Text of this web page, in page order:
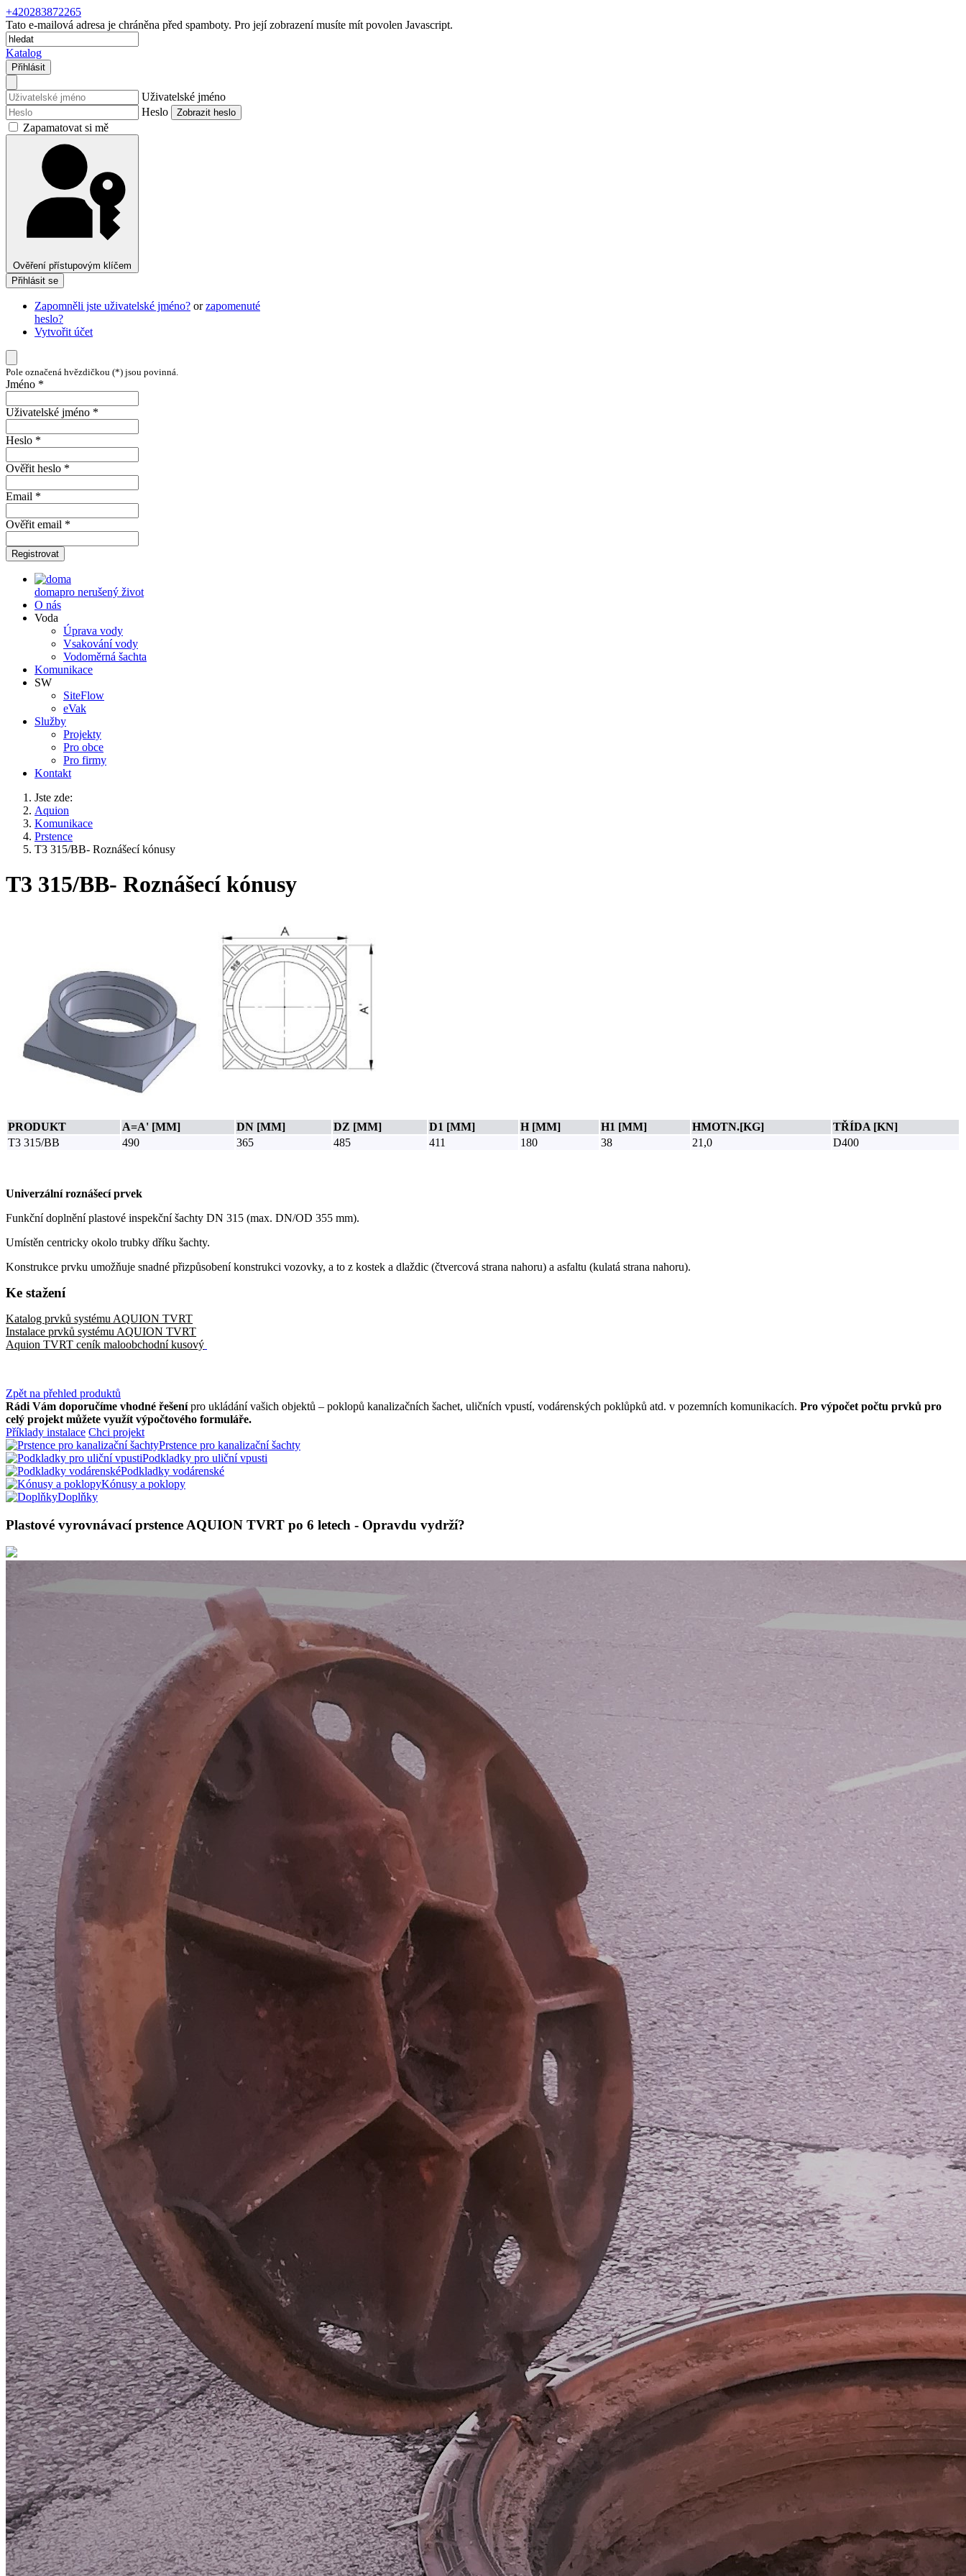
+420283872265
Tato e-mailová adresa je chráněna před spamboty. Pro její zobrazení musíte mít povolen Javascript.
Katalog
Přihlásit
Uživatelské jméno
Heslo
Zobrazit heslo
Zapamatovat si mě
Ověření přístupovým klíčem
Přihlásit se
Zapomněli jste uživatelské jméno? orzapomenuté
heslo?
Vytvořit účet
Pole označená hvězdičkou (*) jsou povinná.
Jméno *
Uživatelské jméno *
Heslo *
Ověřit heslo *
Email *
Ověřit email *
Registrovat
domapro nerušený život
O nás
Voda
Úprava vody
Vsakování vody
Vodoměrná šachta
Komunikace
SW
SiteFlow
eVak
Služby
Projekty
Pro obce
Pro firmy
Kontakt
Jste zde:
Aquion
Komunikace
Prstence
T3 315/BB- Roznášecí kónusy
T3 315/BB- Roznášecí kónusy
PRODUKT A=A' [MM] DN [MM] DZ [MM] D1 [MM] H [MM] H1 [MM] HMOTN.[KG]
TŘÍDA [KN]
T3 315/BB
490 365 485 411 180 38 21,0 D400
Univerzální roznášecí prvek
Funkční doplnění plastové inspekční šachty DN 315 (max. DN/OD 355 mm).
Umístěn centricky okolo trubky dříku šachty.
Konstrukce prvku umožňuje snadné přizpůsobení konstrukci vozovky, a to z kostek a dlaždic (čtvercová strana nahoru) a asfaltu (kulatá strana nahoru).
Ke stažení
Katalog prvků systému AQUION TVRT
Instalace prvků systému AQUION TVRT
Aquion TVRT ceník maloobchodní kusový
Zpět na přehled produktů
Rádi Vám doporučíme vhodné řešenípro ukládání vašich objektů – poklopů kanalizačních šachet, uličních vpustí, vodárenských poklůpků atd. v pozemních komunikacích. Pro výpočet počtu prvků pro
celý projekt můžete využít výpočtového formuláře.
Příklady instalace Chci projekt
Prstence pro kanalizační šachty
Podkladky pro uliční vpusti
Podkladky vodárenské
Kónusy a poklopy
Doplňky
Plastové vyrovnávací prstence AQUION TVRT po 6 letech - Opravdu vydrží?